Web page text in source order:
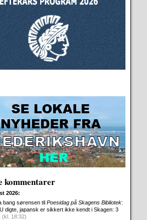
kommentarer
2026:
bang sørensen til Poesidag på Skagens Bibliotek:
digte, japansk er sikkert ikke kendt i Skagen: 3
(kl. 18:32)